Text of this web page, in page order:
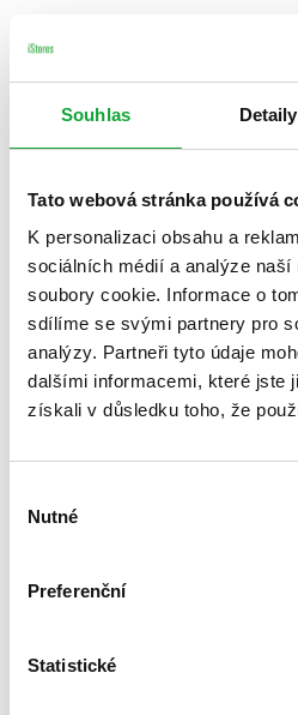
Souhlas Detaily
Tato webová stránka používá
K personalizaci obsahu a
sociálních médií a analýze
soubory cookie. Informace o
sdílíme se svými partnery pro
analýzy. Partneři tyto údaje
dalšími informacemi, které jste
získali v důsledku toho, že
souhlasu
Nutné
Preferenční
Statistické